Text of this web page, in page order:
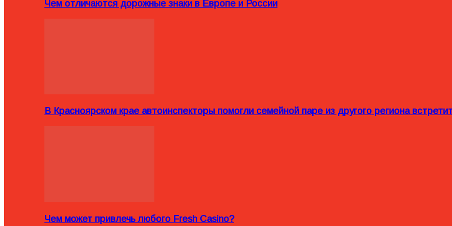
Чем отличаются дорожные знаки в Европе и России
В Красноярском крае автоинспекторы помогли семейной паре из другого региона
Чем может привлечь любого Fresh Casino?